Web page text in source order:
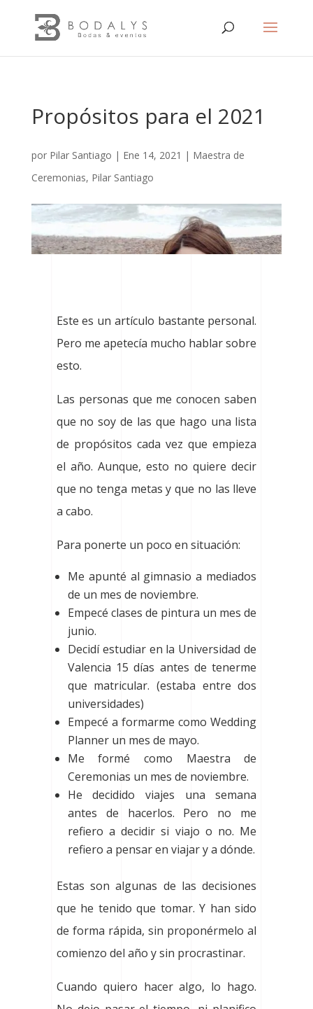
Propósitos para el 2021
por Pilar Santiago | Ene 14, 2021 | Maestra de
Ceremonias, Pilar Santiago
Este es un artículo bastante personal.
Pero me apetecía mucho hablar sobre
esto.
Las personas que me conocen saben
que no soy de las que hago una lista
de propósitos cada vez que empieza
el año. Aunque, esto no quiere decir
que no tenga metas y que no las lleve
a cabo.
Para ponerte un poco en situación:
Me apunté al gimnasio a mediados
de un mes de noviembre.
Empecé clases de pintura un mes de
junio.
Decidí estudiar en la Universidad de
Valencia 15 días antes de tenerme
que matricular. (estaba entre dos
universidades)
Empecé a formarme como Wedding
Planner un mes de mayo.
Me formé como Maestra de
Ceremonias un mes de noviembre.
He decidido viajes una semana
antes de hacerlos. Pero no me
refiero a decidir si viajo o no. Me
refiero a pensar en viajar y a dónde.
Estas son algunas de las decisiones
que he tenido que tomar. Y han sido
de forma rápida, sin proponérmelo al
comienzo del año y sin procrastinar.
Cuando quiero hacer algo, lo hago.